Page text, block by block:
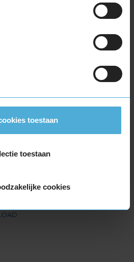
toestaan
toestaan
cookies